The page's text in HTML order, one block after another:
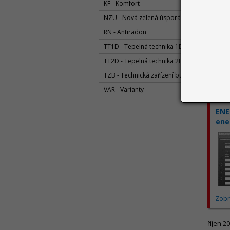
KF - Komfort
NZU - Nová zelená úsporám
RN - Antiradon
TT1D - Tepelná technika 1D
TT2D - Tepelná technika 2D
TZB - Technická zařízení budov
VAR - Varianty
říjen